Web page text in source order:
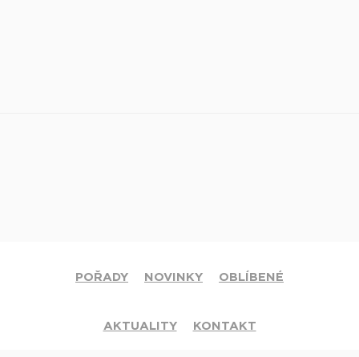
POŘADY NOVINKY OBLÍBENÉ
AKTUALITY KONTAKT